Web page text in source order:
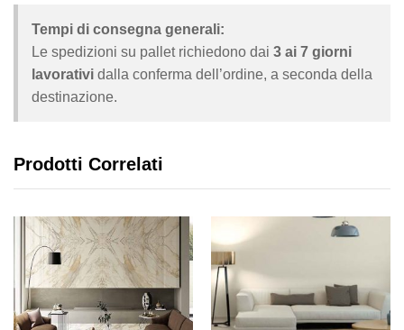
Tempi di consegna generali:
Le spedizioni su pallet richiedono dai 3 ai 7 giorni
lavorativi dalla conferma dell’ordine, a seconda della
destinazione.
Prodotti Correlati